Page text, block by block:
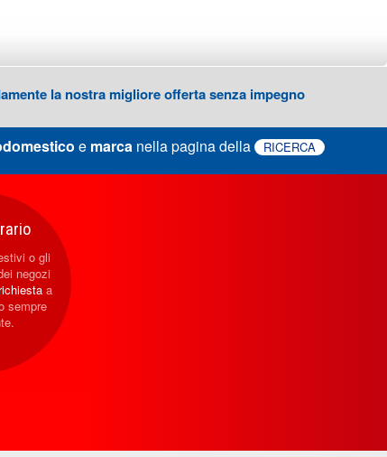
la nostra migliore offerta senza impegno
e marcanella pagina della RICERCA
o gli
negozi
a
sempre